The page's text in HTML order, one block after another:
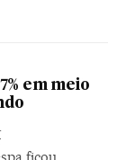
em meio